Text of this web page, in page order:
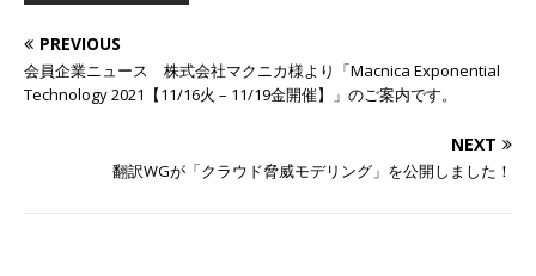
PREVIOUS
会員企業ニュース 株式会社マクニカ様より「Macnica Exponential
Technology 2021【11/16火 – 11/19金開催】」のご案内です。
NEXT
翻訳WGが「クラウド脅威モデリング」を公開しました！